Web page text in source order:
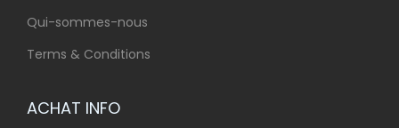
Qui-sommes-nous
Terms & Conditions
ACHAT INFO